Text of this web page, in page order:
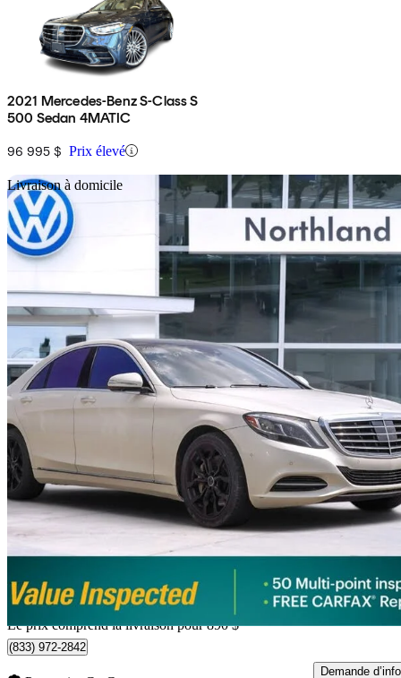
2021 Mercedes-Benz S-Class S
500 Sedan 4MATIC
96 995 $ Prix élevé
Livraison à domicile
2015 Mercedes-Benz S-Class
S 550 4MATIC185 781 km
17 890 $ Bonne
297 $/mois env.
Livraison à domicile de Calgary, AB
Le prix comprend la livraison pour 890 $
(833) 972-2842
Demande d’info